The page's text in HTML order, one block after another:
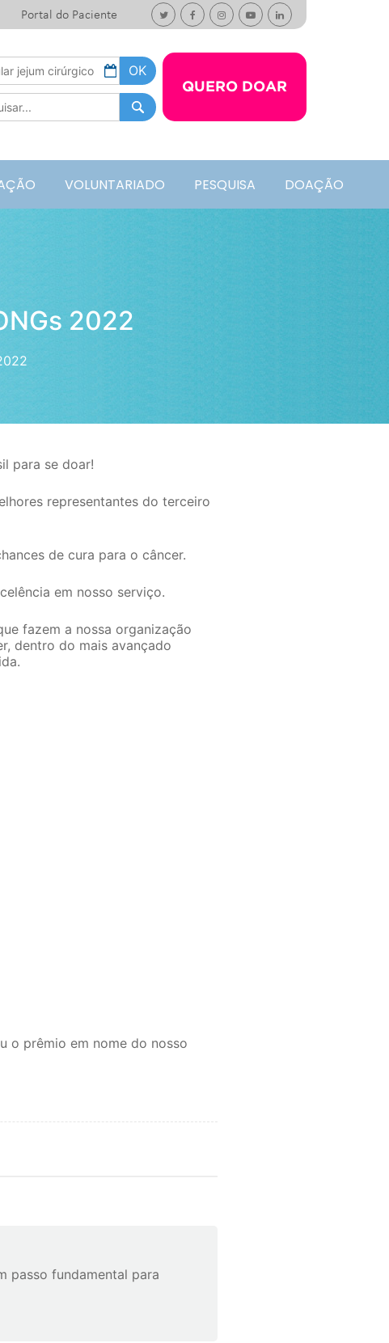
Portal do Paciente
QUERO DOAR
VOLUNTARIADO PESQUISA DOAÇÃO
2022
para se doar!
representantes do terceiro
de cura para o câncer.
em nosso serviço.
fazem a nossa organização
dentro do mais avançado
o prêmio em nome do nosso
passo fundamental para